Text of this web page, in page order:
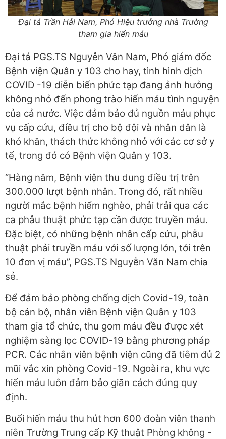
Đại tá Trần Hải Nam, Phó Hiệu trưởng nhà Trường
tham gia hiến máu
Đại tá PGS.TS Nguyễn Văn Nam, Phó giám đốc
Bệnh viện Quân y 103 cho hay, tình hình dịch
COVID -19 diễn biến phức tạp đang ảnh hưởng
không nhỏ đến phong trào hiến máu tình nguyện
của cả nước. Việc đảm bảo đủ nguồn máu phục
vụ cấp cứu, điều trị cho bộ đội và nhân dân là
khó khăn, thách thức không nhỏ với các cơ sở y
tế, trong đó có Bệnh viện Quân y 103.
“Hàng năm, Bệnh viện thu dung điều trị trên
300.000 lượt bệnh nhân. Trong đó, rất nhiều
người mắc bệnh hiểm nghèo, phải trải qua các
ca phẫu thuật phức tạp cần được truyền máu.
Đặc biệt, có những bệnh nhân cấp cứu, phẫu
thuật phải truyền máu với số lượng lớn, tới trên
10 đơn vị máu”, PGS.TS Nguyễn Văn Nam chia
sẻ.
Để đảm bảo phòng chống dịch Covid-19, toàn
bộ cán bộ, nhân viên Bệnh viện Quân y 103
tham gia tổ chức, thu gom máu đều được xét
nghiệm sàng lọc COVID-19 bằng phương pháp
PCR. Các nhân viên bệnh viện cũng đã tiêm đủ 2
mũi vắc xin phòng Covid-19. Ngoài ra, khu vực
hiến máu luôn đảm bảo giãn cách đúng quy
định.
Buổi hiến máu thu hút hơn 600 đoàn viên thanh
niên Trường Trung cấp Kỹ thuật Phòng không -